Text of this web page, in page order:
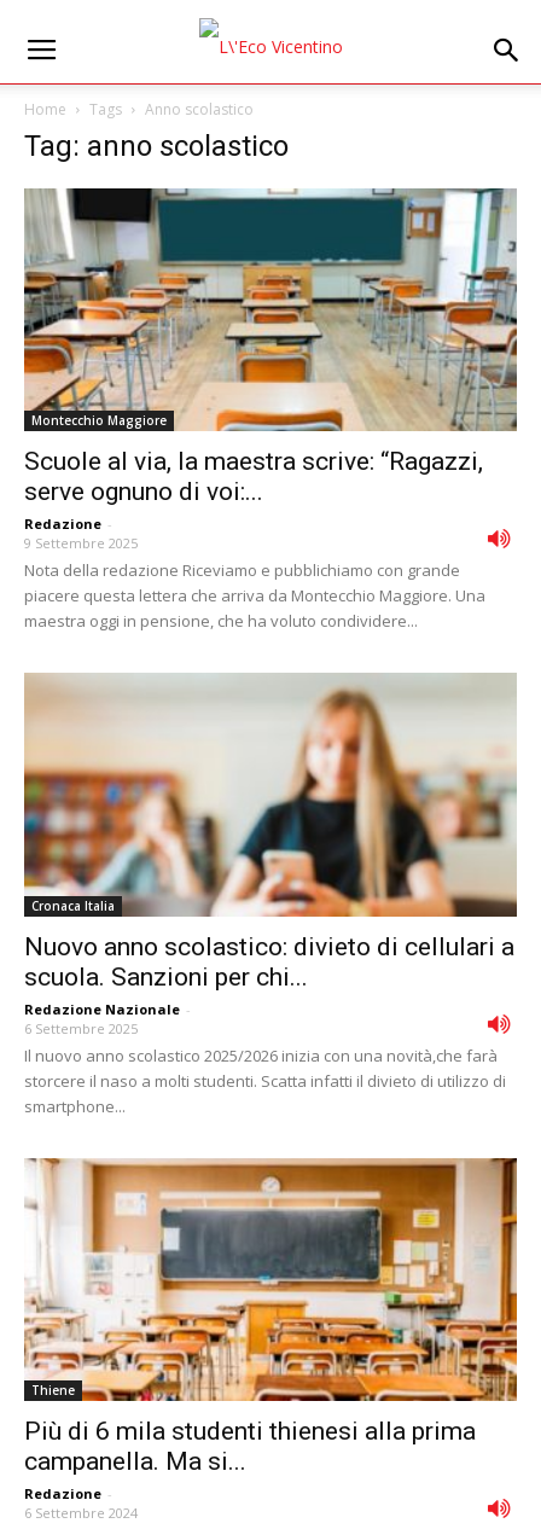
Home Tags Anno scolastico
Tag: anno scolastico
Montecchio Maggiore
Scuole al via, la maestra scrive: “Ragazzi,
serve ognuno di voi:...
Redazione -
9 Settembre 2025
Nota della redazione Riceviamo e pubblichiamo con grande
piacere questa lettera che arriva da Montecchio Maggiore. Una
maestra oggi in pensione, che ha voluto condividere...
Cronaca Italia
Nuovo anno scolastico: divieto di cellulari a
scuola. Sanzioni per chi...
Redazione Nazionale -
6 Settembre 2025
Il nuovo anno scolastico 2025/2026 inizia con una novità,che farà
storcere il naso a molti studenti. Scatta infatti il divieto di utilizzo di
smartphone...
Thiene
Più di 6 mila studenti thienesi alla prima
campanella. Ma si...
Redazione -
6 Settembre 2024